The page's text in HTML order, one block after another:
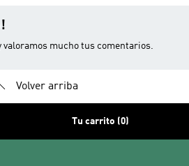
valoramos mucho tus comentarios.
Volver arriba
Tu carrito (0)